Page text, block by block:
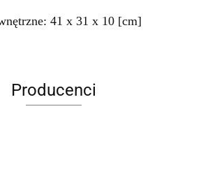
41 x 31 x 10 [cm]
Producenci